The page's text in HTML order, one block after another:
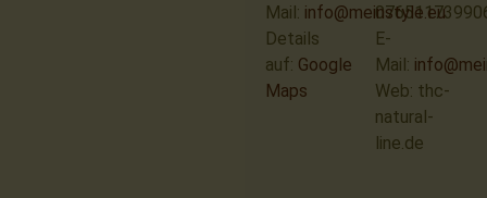
E-
Mail:
Web: thc-
natural-
line.de
Mail: info@meinstyle.eu
Details
auf: Google
Maps